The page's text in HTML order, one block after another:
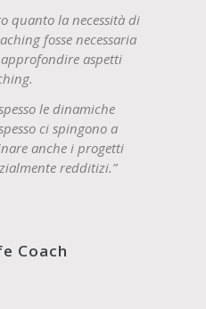
quanto la necessità di
fosse necessaria
aspetti
le dinamiche
ci spingono a
anche i progetti
redditizi.”
Coach